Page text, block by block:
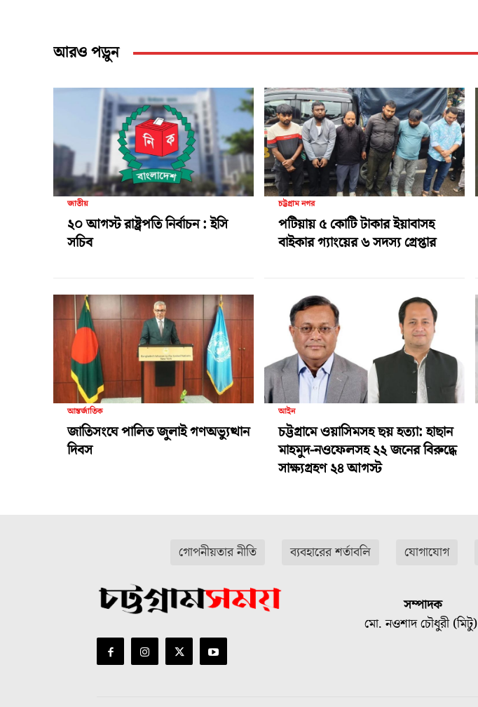
আরও পড়ুন
জাতীয়
২০ আগস্ট রাষ্ট্রপতি নির্বাচন : ইসি
সচিব
চট্টগ্রাম নগর
পটিয়ায় ৫ কোটি টাকার ইয়াবাসহ
বাইকার গ্যাংয়ের ৬ সদস্য গ্রেপ্তার
আন্তর্জাতিক
জাতিসংঘে পালিত জুলাই গণঅভ্যুত্থান
দিবস
আইন
চট্টগ্রামে ওয়াসিমসহ ছয় হত্যা: হাছান
মাহমুদ-নওফেলসহ ২২ জনের বিরুদ্ধে
সাক্ষ্যগ্রহণ ২৪ আগস্ট
গোপনীয়তার নীতি ব্যবহারের শর্তাবলি যোগাযোগ
সম্পাদক
মো. নওশাদ চৌধুরী (মিটু)